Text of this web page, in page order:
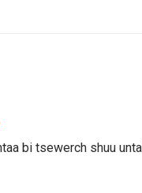
bi tsewerch shuu